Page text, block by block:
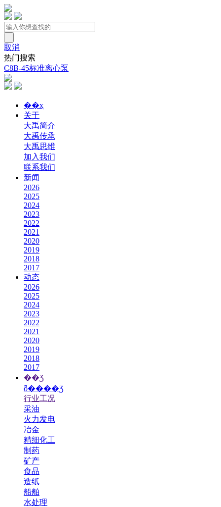
取消
热门搜索
C8B-45标准离心泵
��ҳ
关于
大禹简介
大禹传承
大禹思维
加入我们
联系我们
新闻
2026
2025
2024
2023
2022
2021
2020
2019
2018
2017
动态
2026
2025
2024
2023
2022
2021
2020
2019
2018
2017
��Ʒ
ȫ����Ʒ
行业工况
采油
火力发电
冶金
精细化工
制药
矿产
食品
造纸
船舶
水处理